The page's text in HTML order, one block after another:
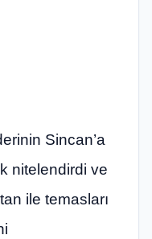
Sincan’a
nitelendirdi ve
ile temasları